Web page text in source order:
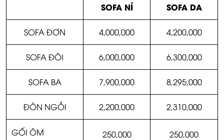
SOFA NỈ SOFA DA
SOFA ĐƠN 4,000,000 4,200,000
SOFA ĐÔI 6,000,000 6,300,000
SOFA BA 7,900,000 8,295,000
ĐÔN NGỒI 2,200,000 2,310,000
GỐI ÔM 250,000 250,000